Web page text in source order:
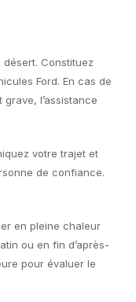
désert. Constituez
Ford. En cas de
l’assistance
votre trajet et
de confiance.
en pleine chaleur
ou en fin d’après-
pour évaluer le